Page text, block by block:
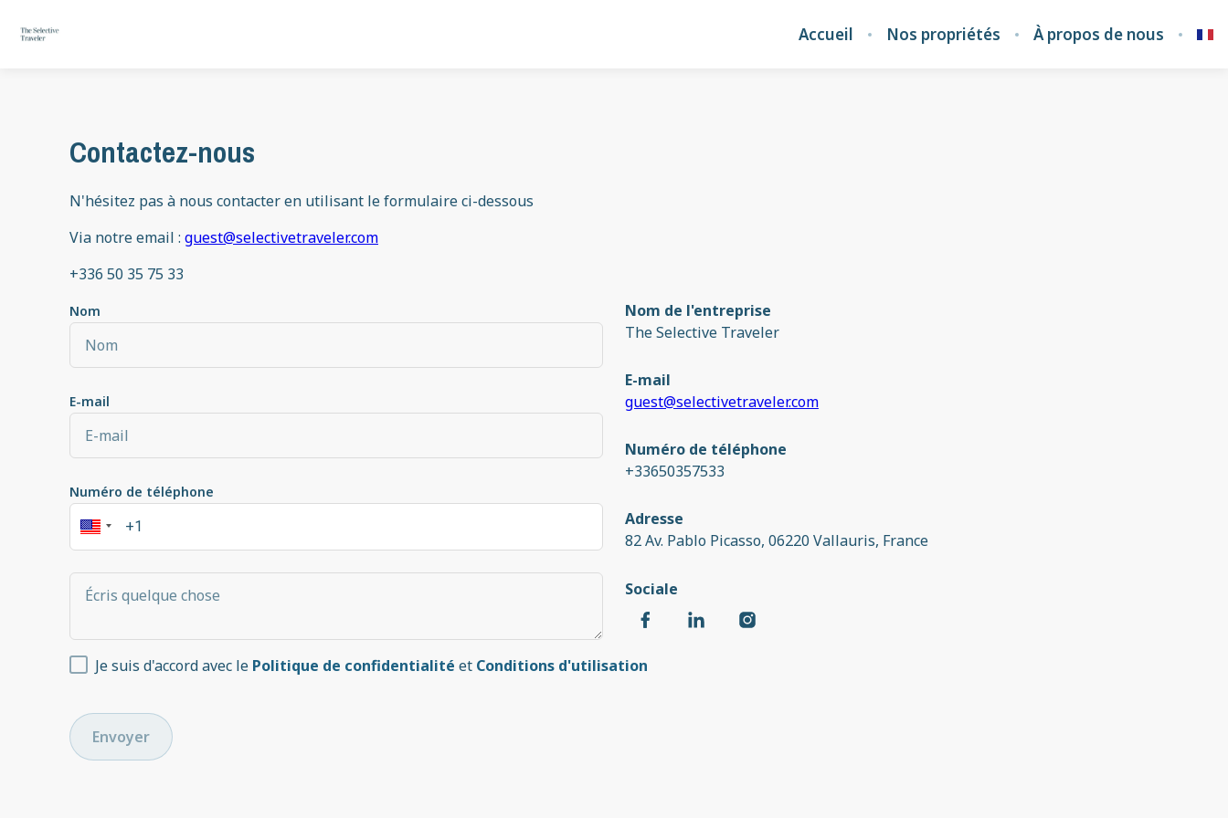
Accueil Nos propriétés À propos de nous
Contactez-nous
N'hésitez pas à nous contacter en utilisant le formulaire ci-dessous
Via notre email : guest@selectivetraveler.com
+336 50 35 75 33
Nom
E-mail
Numéro de téléphone
Nom de l'entreprise
The Selective Traveler
E-mail
guest@selectivetraveler.com
Numéro de téléphone
+33650357533
Adresse
82 Av. Pablo Picasso, 06220 Vallauris, France
Sociale
Je suis d'accord avec le Politique de confidentialité et Conditions d'utilisation
Envoyer